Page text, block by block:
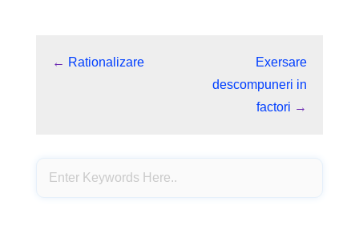
← Rationalizare
Exersare
descompuneri in
factori →